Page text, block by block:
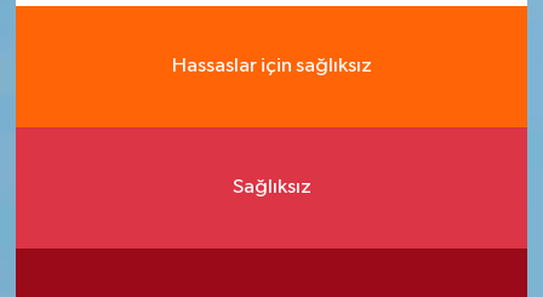
Hassaslar için sağlıksız
Sağlıksız